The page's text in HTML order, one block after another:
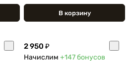
В корзину
2 950 ₽
Начислим +147бонусов